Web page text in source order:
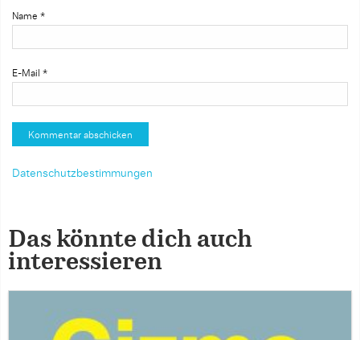
Name *
E-Mail *
Datenschutzbestimmungen
Das könnte dich auch
interessieren